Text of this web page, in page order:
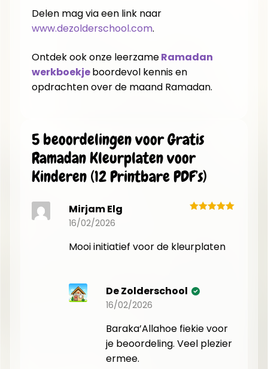
Delen mag via een link naar
www.dezolderschool.com.
Ontdek ook onze leerzameRamadan
werkboekjeboordevol kennis en
opdrachten over de maand Ramadan.
5 beoordelingen voorGratis
Ramadan Kleurplaten voor
Kinderen (12 Printbare PDF’s)
Mirjam Elg
16/02/2026
Mooi initiatief voor de kleurplaten
De Zolderschool
16/02/2026
Baraka’Allahoe fiekie voor
je beoordeling. Veel plezier
ermee.